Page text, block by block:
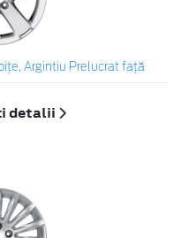
Argintiu Prelucrat faţă
detalii